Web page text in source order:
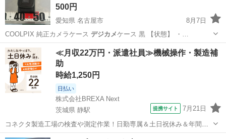
500円
愛知県 名古屋市
8月7日
COOLPIX 純正カメラケース デジカメ ケース 黒 【状態】 ・…
愛知 名古屋市 カメラ COOLPIX
≪月収22万円・派遣社員≫機械操作・製造補
助
時給1,250円
日払い
株式会社BREXA Next
茨城県 静駅
提携サイト 7月21日
コネクタ製造工場の検査や測定作業！日勤専属＆土日祝休み＆年間休
日128日★クリーンルーム内作業★マイカー通勤OK＆無料駐車場あり